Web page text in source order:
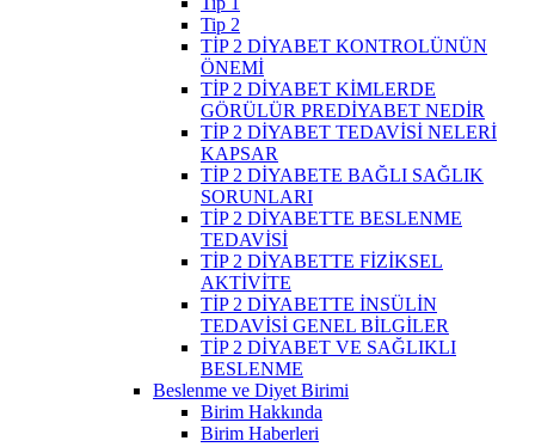
Tip 2
TİP 2 DİYABET KONTROLÜNÜN
ÖNEMİ
TİP 2 DİYABET KİMLERDE
GÖRÜLÜR PREDİYABET NEDİR
TİP 2 DİYABET TEDAVİSİ NELERİ
KAPSAR
TİP 2 DİYABETE BAĞLI SAĞLIK
SORUNLARI
TİP 2 DİYABETTE BESLENME
TEDAVİSİ
TİP 2 DİYABETTE FİZİKSEL
AKTİVİTE
TİP 2 DİYABETTE İNSÜLİN
TEDAVİSİ GENEL BİLGİLER
TİP 2 DİYABET VE SAĞLIKLI
BESLENME
Beslenme ve Diyet Birimi
Birim Hakkında
Birim Haberleri